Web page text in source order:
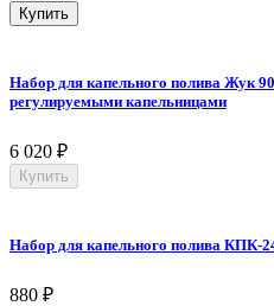
Купить
Набор для капельного полива Жук
регулируемыми капельницами
6 020 ₽
Купить
Набор для капельного полива КПК-
880 ₽